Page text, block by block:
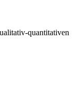
quantitativen